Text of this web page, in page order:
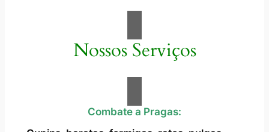
Nossos Serviços
Combate a Pragas: